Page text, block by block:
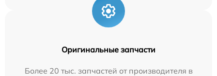
Оригинальные запчасти
Более 20 тыс. запчастей от производителя в